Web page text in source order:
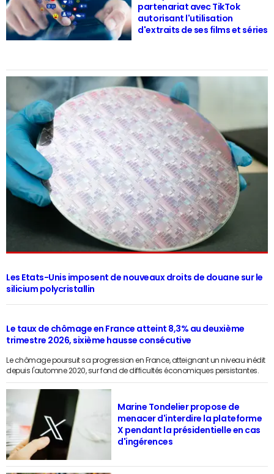
partenariat avec TikTok
autorisant l'utilisation
d'extraits de ses films et séries
Les Etats-Unis imposent de nouveaux droits de douane sur le
silicium polycristallin
Le taux de chômage en France atteint 8,3% au deuxième
trimestre 2026, sixième hausse consécutive
Le chômage poursuit sa progression en France, atteignant un niveau inédit
depuis l'automne 2020, sur fond de difficultés économiques persistantes.
Marine Tondelier propose de
menacer d'interdire la plateforme
X pendant la présidentielle en cas
d'ingérences